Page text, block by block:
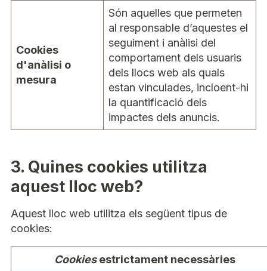
Cookies
d'anàlisi o
mesura
Són aquelles que permeten
al responsable d’aquestes el
seguiment i anàlisi del
comportament dels usuaris
dels llocs web als quals
estan vinculades, incloent-hi
la quantificació dels
impactes dels anuncis.
3. Quines cookies utilitza
aquest lloc web?
Aquest lloc web utilitza els següent tipus de
cookies:
Cookiesestrictament necessàries